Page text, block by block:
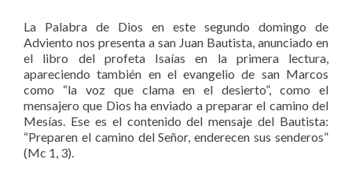
La Palabra de Dios en este segundo domingo de
Adviento nos presenta a san Juan Bautista, anunciado en
el libro del profeta Isaías en la primera lectura,
apareciendo también en el evangelio de san Marcos
como “la voz que clama en el desierto”, como el
mensajero que Dios ha enviado a preparar el camino del
Mesías. Ese es el contenido del mensaje del Bautista:
“Preparen el camino del Señor, enderecen sus senderos”
(Mc 1, 3).